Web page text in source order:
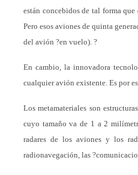
están concebidos de tal forma
Pero esos aviones de quinta
del avión ?en vuelo). ?
En cambio, la innovadora
cualquier avión existente. Es por
Los metamateriales son
cuyo tamaño va de 1 a 2
radares de los aviones y los
radionavegación, las